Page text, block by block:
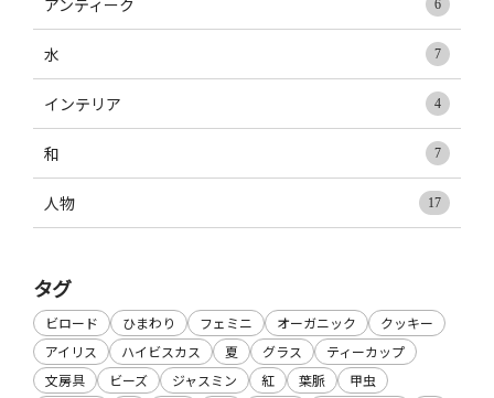
アンティーク 6
水 7
インテリア 4
和 7
人物 17
タグ
ビロード ひまわり フェミニ オーガニック
クッキー
アイリス
ハイビスカス 夏 グラス
ティーカップ
文房具
ビーズ ジャスミン 紅 葉脈
甲虫